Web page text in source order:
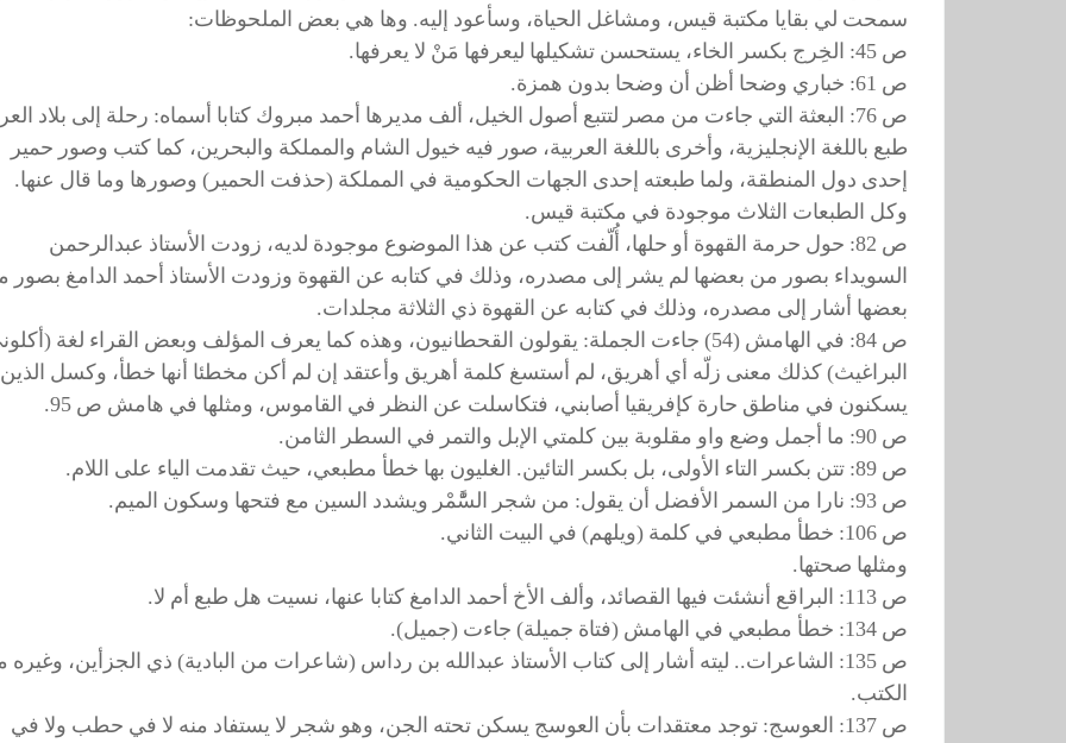
سمحت لي بقايا مكتبة قيس، ومشاغل الحياة، وسأعود إليه. وها هي بعض الملحوظات:
ص 45: الخِرج بكسر الخاء، يستحسن تشكيلها ليعرفها مَنْ لا يعرفها.
ص 61: خباري وضحا أظن أن وضحا بدون همزة.
ص 76: البعثة التي جاءت من مصر لتتبع أصول الخيل، ألف مديرها أحمد مبروك كتابا أسماه: رحلة إلى بلاد
طبع باللغة الإنجليزية، وأخرى باللغة العربية، صور فيه خيول الشام والمملكة والبحرين، كما كتب وصور حمير
إحدى دول المنطقة، ولما طبعته إحدى الجهات الحكومية في المملكة (حذفت الحمير) وصورها وما قال عنها.
وكل الطبعات الثلاث موجودة في مكتبة قيس.
ص 82: حول حرمة القهوة أو حلها، أُلّفت كتب عن هذا الموضوع موجودة لديه، زودت الأستاذ عبدالرحمن
السويداء بصور من بعضها لم يشر إلى مصدره، وذلك في كتابه عن القهوة وزودت الأستاذ أحمد الدامغ بصور
بعضها أشار إلى مصدره، وذلك في كتابه عن القهوة ذي الثلاثة مجلدات.
ص 84: في الهامش (54) جاءت الجملة: يقولون القحطانيون، وهذه كما يعرف المؤلف وبعض القراء لغة
البراغيث) كذلك معنى زلّه أي أهريق، لم أستسغ كلمة أهريق وأعتقد إن لم أكن مخطئا أنها خطأ، وكسل الذين
يسكنون في مناطق حارة كإفريقيا أصابني، فتكاسلت عن النظر في القاموس، ومثلها في هامش ص 95.
ص 90: ما أجمل وضع واو مقلوبة بين كلمتي الإبل والتمر في السطر الثامن.
ص 89: تتن بكسر التاء الأولى، بل بكسر التائين. الغليون بها خطأ مطبعي، حيث تقدمت الياء على اللام.
ص 93: نارا من السمر الأفضل أن يقول: من شجر السَّْمْر ويشدد السين مع فتحها وسكون الميم.
ص 106: خطأ مطبعي في كلمة (ويلهم) في البيت الثاني.
ومثلها صحتها.
ص 113: البراقع أنشئت فيها القصائد، وألف الأخ أحمد الدامغ كتابا عنها، نسيت هل طبع أم لا.
ص 134: خطأ مطبعي في الهامش (فتاة جميلة) جاءت (جميل).
ص 135: الشاعرات.. ليته أشار إلى كتاب الأستاذ عبدالله بن رداس (شاعرات من البادية) ذي الجزأين،
الكتب.
ص 137: العوسج: توجد معتقدات بأن العوسج يسكن تحته الجن، وهو شجر لا يستفاد منه لا في حطب ولا في